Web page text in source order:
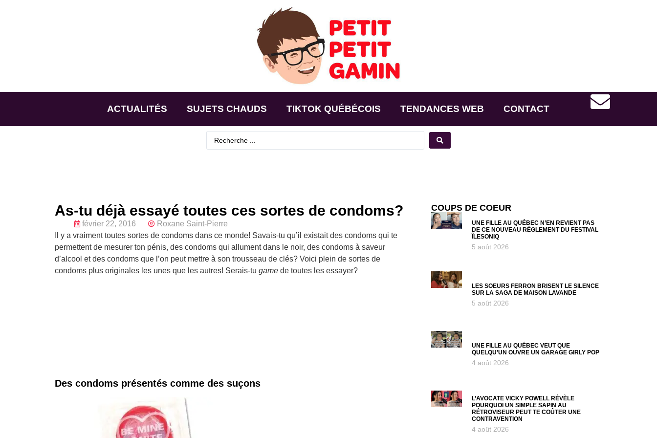
ACTUALITÉS SUJETS CHAUDS TIKTOK QUÉBÉCOIS TENDANCES WEB CONTACT
As-tu déjà essayé toutes ces sortes de condoms?
février 22, 2016
Roxane Saint-Pierre
Il y a vraiment toutes sortes de condoms dans ce monde! Savais-tu qu’il existait des condoms qui te
permettent de mesurer ton pénis, des condoms qui allument dans le noir, des condoms à saveur
d’alcool et des condoms que l’on peut mettre à son trousseau de clés? Voici plein de sortes de
condoms plus originales les unes que les autres! Serais-tu game de toutes les essayer?
Des condoms présentés comme des suçons
COUPS DE COEUR
UNE FILLE AU QUÉBEC N’EN REVIENT PAS
DE CE NOUVEAU RÈGLEMENT DU FESTIVAL
ÎLESONIQ
5 août 2026
LES SOEURS FERRON BRISENT LE SILENCE
SUR LA SAGA DE MAISON LAVANDE
5 août 2026
UNE FILLE AU QUÉBEC VEUT QUE
QUELQU’UN OUVRE UN GARAGE GIRLY POP
4 août 2026
L’AVOCATE VICKY POWELL RÉVÈLE
POURQUOI UN SIMPLE SAPIN AU
RÉTROVISEUR PEUT TE COÛTER UNE
CONTRAVENTION
4 août 2026